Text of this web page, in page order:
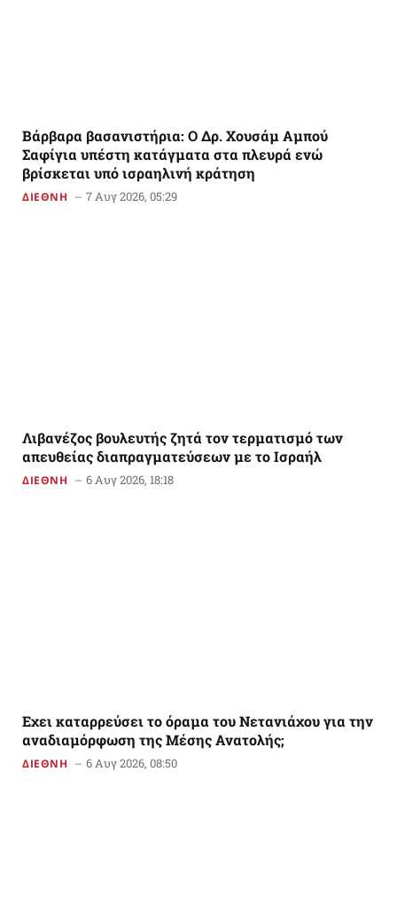
Βάρβαρα βασανιστήρια: Ο Δρ. Χουσάμ Αμπού
Σαφίγια υπέστη κατάγματα στα πλευρά ενώ
βρίσκεται υπό ισραηλινή κράτηση
ΔΙΕΘΝΗ 7 Αυγ 2026, 05:29
Λιβανέζος βουλευτής ζητά τον τερματισμό των
απευθείας διαπραγματεύσεων με το Ισραήλ
ΔΙΕΘΝΗ 6 Αυγ 2026, 18:18
Εχει καταρρεύσει το όραμα του Νετανιάχου για την
αναδιαμόρφωση της Μέσης Ανατολής;
ΔΙΕΘΝΗ 6 Αυγ 2026, 08:50